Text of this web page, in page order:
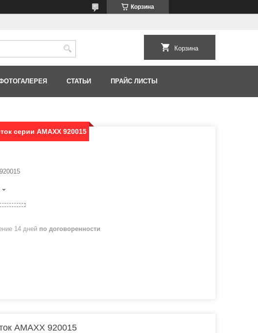
Корзина
Корзина
СТАТЬИ ПРАЙС ЛИСТЫ
серии AMAXX 920015
920015
14 дней по договоренности
AMAXX 920015